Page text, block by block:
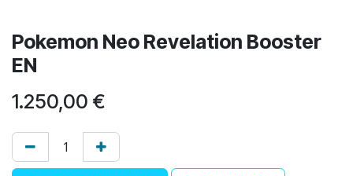
Pokemon Neo Revelation Booster
EN
1.250,00 €